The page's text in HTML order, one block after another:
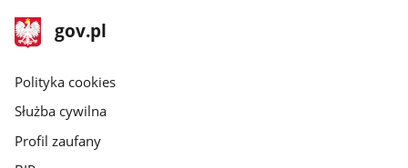
stopka
gov.pl
Strona
gov.pl
gov.pl
Polityka cookies
Służba cywilna
Profil zaufany